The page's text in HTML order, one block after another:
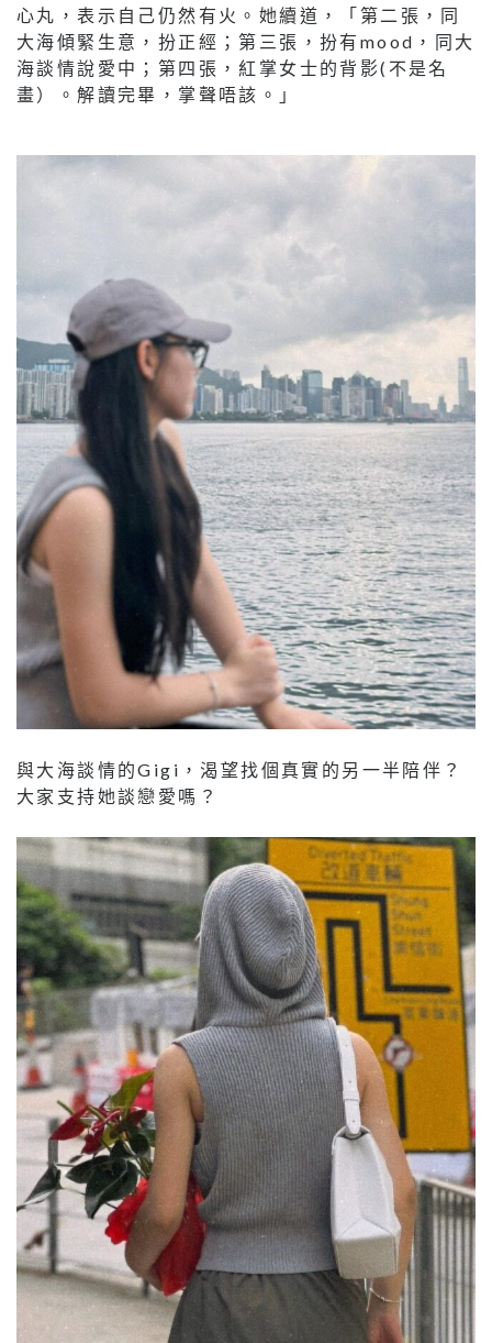
心丸，表示自己仍然有火。她續道，「第二張，同
大海傾緊生意，扮正經；第三張，扮有mood，同大
海談情說愛中；第四張，紅掌女士的背影(不是名
畫）。解讀完畢，掌聲唔該。」
與大海談情的Gigi，渴望找個真實的另一半陪伴？
大家支持她談戀愛嗎？